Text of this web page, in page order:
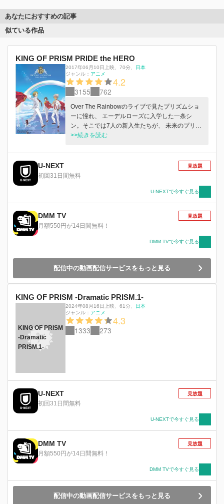
あなたにおすすめの記事
似ている作品
KING OF PRISM PRIDE the HERO
2017年06月10日上映 70分
日本
ジャンル： アニメ
4.2
3155 762
Over The Rainbowのライブで見たプリズムショ
ーに憧れ、 エーデルローズに入学した一条シ
ン。そこでは7人の新入生たちが、 未来のプリズ
ムスタァになるべく学んでいた。 しかし、法月
ルローズを解散の危機へ追い込む。 エーデルロ
ーズを救うために無期限活動休止したOver The
Rainbow。 コウジは巨額の負債を返すためにハ
ート系としての自らの原点を見つめ直し、ヒロは
己を高めるため特訓に打ち込む。 それぞれの場
所でプリズムスタァとしての自分と向き合うメン
バーたち。 先輩から後輩へと手渡されるバト
ン。あらためて問われる、仲間との絆。 波乱の
中プリズムキングカップが、いよいよ開幕。 こ
れまで誰も見たことのない、プリズムジャンプの
息もつかせぬ応酬。 キング・オブ・プリズムの
王冠は、いったい誰の頭上に輝くのか。 新たな
歴史が、いまここに刻まれる！ 「俺たちが目指
>>続きを読む
U-NEXT
初回31日間無料
見放題
U-NEXTで今すぐ見る
DMM TV
月額550円が14日間無料！
見放題
DMM TVで今すぐ見る
配信中の動画配信サービスをもっと見る
KING OF PRISM -Dramatic PRISM.1-
KING OF PRISM
-Dramatic
PRISM.1-
2024年08月16日上映 61分
日本
ジャンル： アニメ
4.3
1333 273
U-NEXT
初回31日間無料
見放題
U-NEXTで今すぐ見る
DMM TV
月額550円が14日間無料！
見放題
DMM TVで今すぐ見る
配信中の動画配信サービスをもっと見る